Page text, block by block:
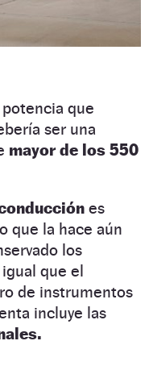
que
ser una
mayor de los 550
es
que la hace aún
los
igual que el
de instrumentos
incluye las